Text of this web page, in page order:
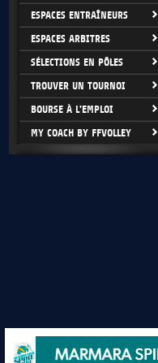
ESPACES ENTRAÎNEURS
ESPACES ARBITRES
SÉLECTIONS EN PÔLES
TROUVER UN TOURNOI
BOURSE À L'EMPLOI
MY COACH BY FFVOLLEY